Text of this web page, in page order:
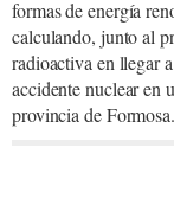
formas de energía
calculando, junto al
radioactiva en llegar
accidente nuclear en
provincia de Formosa.